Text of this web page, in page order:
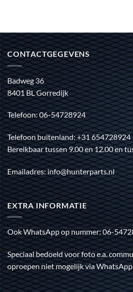
CONTACTGEGEVENS
Badweg 36
8401 BL Gorredijk
Telefoon: 06-54728924
Telefoon buitenland: +31 654728924
Bereikbaar tussen 9.00 en 12.00 en
Emailadres: info@hunterparts.nl
EXTRA INFORMATIE
Ook WhatsApp op nummer: 06-
Speciaal bedoeld voor foto e.a.
oproepen niet mogelijk via